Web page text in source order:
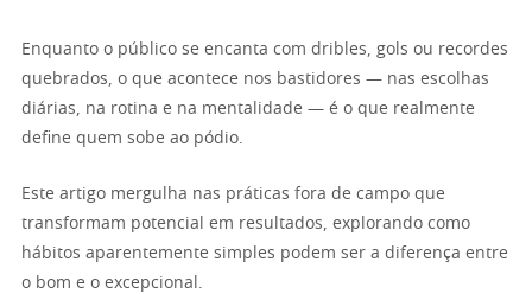
Enquanto o público se encanta com dribles, gols ou recordes
quebrados, o que acontece nos bastidores — nas escolhas
diárias, na rotina e na mentalidade — é o que realmente
define quem sobe ao pódio.
Este artigo mergulha nas práticas fora de campo que
transformam potencial em resultados, explorando como
hábitos aparentemente simples podem ser a diferença entre
o bom e o excepcional.